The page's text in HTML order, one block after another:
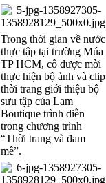
Trong thời gian về nước
thực tập tại trường Múa
TP HCM, cô được mời
thực hiện bộ ảnh và clip
thời trang giới thiệu bộ
sưu tập của Lam
Boutique trình diễn
trong chương trình
“Thời trang và đam
mê”.